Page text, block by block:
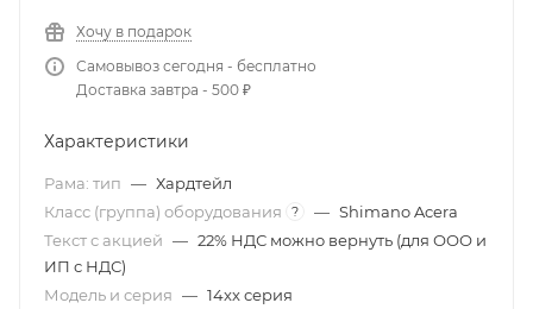
Хочу в подарок
Самовывоз сегодня - бесплатно
Доставка завтра - 500 ₽
Характеристики
Рама: тип — Хардтейл
Класс (группа) оборудования
? — Shimano Acera
Текст с акцией — 22% НДС можно вернуть (для ООО и
ИП с НДС)
Модель и серия — 14xx серия